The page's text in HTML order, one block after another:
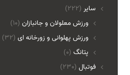
(222) ساير
ورزش معلولان و جانبازان (10)
ورزش پهلوانی و زورخانه ای (32)
پتانگ (0)
(230) فوتبال